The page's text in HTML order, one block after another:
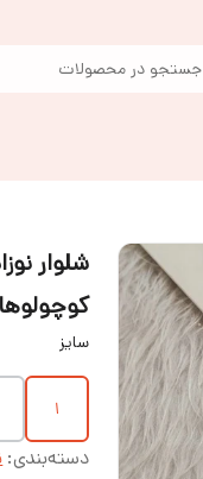
جستجو در محصولات
شلوار
سایز
1
دسته‌بندی: